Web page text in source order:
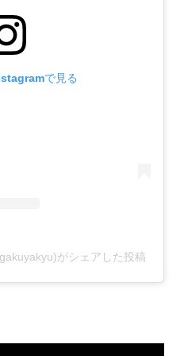
で見る
がシェアした投稿